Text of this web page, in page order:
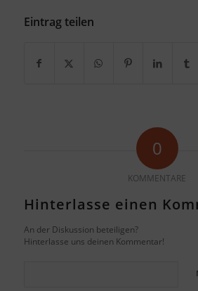
Eintrag teilen
0
KOMMENTARE
Hinterlasse einen
An der Diskussion beteiligen?
Hinterlasse uns deinen Kommentar!